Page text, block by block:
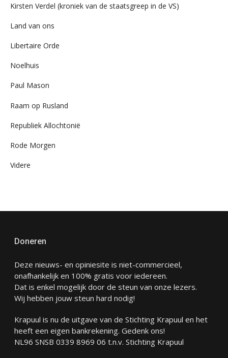
Kirsten Verdel (kroniek van de staatsgreep in de VS)
Land van ons
Libertaire Orde
Noelhuis
Paul Mason
Raam op Rusland
Republiek Allochtonië
Rode Morgen
Videre
Doneren
Deze nieuws- en opiniesite is niet-commercieel,
onafhankelijk en 100% gratis voor iedereen.
Dat is enkel mogelijk door de steun van onze lezers.
Wij hebben jouw steun hard nodig!
Krapuul is nu de uitgave van de Stichting Krapuul en het
heeft een eigen bankrekening. Gedenk ons!
NL96 SNSB 0339 8969 06 t.n.v. Stichting Krapuul